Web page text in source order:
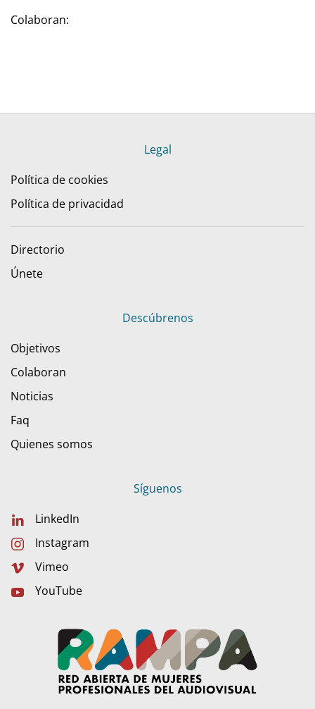
Colaboran:
Legal
Política de cookies
Política de privacidad
Directorio
Únete
Descúbrenos
Objetivos
Colaboran
Noticias
Faq
Quienes somos
Síguenos
LinkedIn
Instagram
Vimeo
YouTube